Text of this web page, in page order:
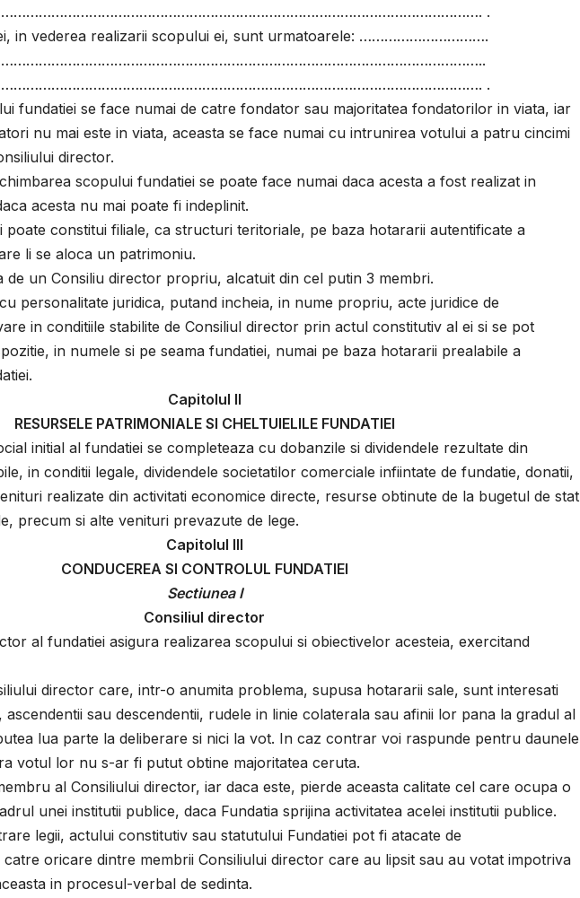
.
in vederea realizarii scopului ei, sunt urmatoarele: ………………………….
.
fundatiei se face numai de catre fondator sau majoritatea fondatorilor in viata, iar
nu mai este in viata, aceasta se face numai cu intrunirea votului a patru cincimi
director.
scopului fundatiei se poate face numai daca acesta a fost realizat in
acesta nu mai poate fi indeplinit.
poate constitui filiale, ca structuri teritoriale, pe baza hotararii autentificate a
li se aloca un patrimoniu.
de un Consiliu director propriu, alcatuit din cel putin 3 membri.
personalitate juridica, putand incheia, in nume propriu, acte juridice de
in conditiile stabilite de Consiliul director prin actul constitutiv al ei si se pot
in numele si pe seama fundatiei, numai pe baza hotararii prealabile a
Capitolul II
RESURSELE PATRIMONIALE SI CHELTUIELILE FUNDATIEI
initial al fundatiei se completeaza cu dobanzile si dividendele rezultate din
in conditii legale, dividendele societatilor comerciale infiintate de fundatie, donatii,
realizate din activitati economice directe, resurse obtinute de la bugetul de stat
precum si alte venituri prevazute de lege.
Capitolul III
CONDUCEREA SI CONTROLUL FUNDATIEI
Sectiunea I
Consiliul director
al fundatiei asigura realizarea scopului si obiectivelor acesteia, exercitand
director care, intr-o anumita problema, supusa hotararii sale, sunt interesati
sau descendentii, rudele in linie colaterala sau afinii lor pana la gradul al
lua parte la deliberare si nici la vot. In caz contrar voi raspunde pentru daunele
votul lor nu s-ar fi putut obtine majoritatea ceruta.
al Consiliului director, iar daca este, pierde aceasta calitate cel care ocupa o
unei institutii publice, daca Fundatia sprijina activitatea acelei institutii publice.
legii, actului constitutiv sau statutului Fundatiei pot fi atacate de
oricare dintre membrii Consiliului director care au lipsit sau au votat impotriva
in procesul-verbal de sedinta.